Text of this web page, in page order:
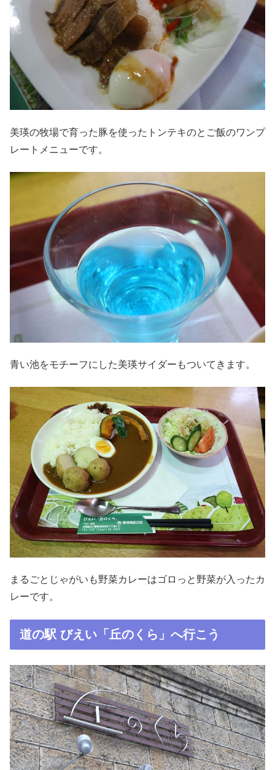
美瑛の牧場で育った豚を使ったトンテキのとご飯のワンプ
レートメニューです。
青い池をモチーフにした美瑛サイダーもついてきます。
まるごとじゃがいも野菜カレーはゴロっと野菜が入ったカ
レーです。
道の駅 びえい「丘のくら」へ行こう